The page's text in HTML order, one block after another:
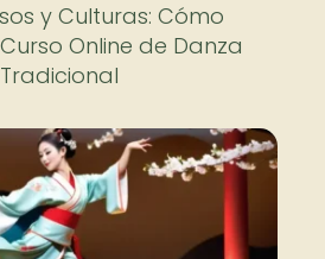
y Culturas: Cómo
Online de Danza
Tradicional